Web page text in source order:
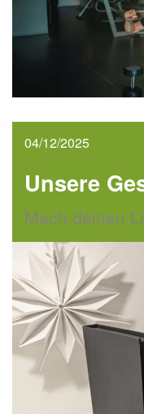
04/12/2025
Unsere
Mach deinen